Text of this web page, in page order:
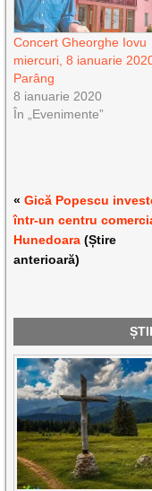
Concert Gheorghe Iovu
miercuri, 8 ianuarie
Parâng
8 ianuarie 2020
În „Evenimente”
«Gică Popescu
într-un centru
Hunedoara (Știre
anterioară)